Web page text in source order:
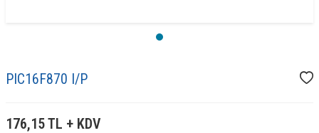
PIC16F870 I/P
176,15TL + KDV